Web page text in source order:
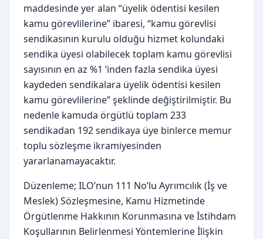
maddesinde yer alan “üyelik ödentisi kesilen
kamu görevlilerine” ibaresi, “kamu görevlisi
sendikasının kurulu olduğu hizmet kolundaki
sendika üyesi olabilecek toplam kamu görevlisi
sayısının en az %1 ’inden fazla sendika üyesi
kaydeden sendikalara üyelik ödentisi kesilen
kamu görevlilerine” şeklinde değiştirilmiştir. Bu
nedenle kamuda örgütlü toplam 233
sendikadan 192 sendikaya üye binlerce memur
toplu sözleşme ikramiyesinden
yararlanamayacaktır.
Düzenleme; ILO’nun 111 No’lu Ayrımcılık (İş ve
Meslek) Sözleşmesine, Kamu Hizmetinde
Örgütlenme Hakkının Korunmasına ve İstihdam
Koşullarının Belirlenmesi Yöntemlerine İlişkin